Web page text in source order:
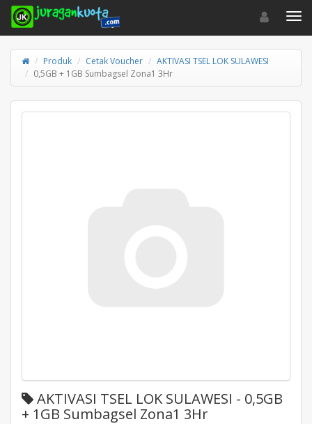
Toggle
Produk Cetak Voucher
AKTIVASI TSEL LOK SULAWESI
0,5GB + 1GB Sumbagsel Zona1 3Hr
AKTIVASI TSEL LOK SULAWESI - 0,5GB
+ 1GB Sumbagsel Zona1 3Hr